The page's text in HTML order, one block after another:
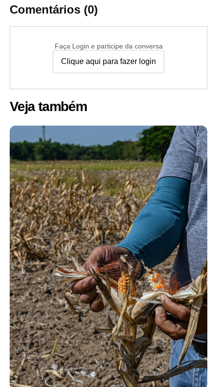
Comentários (0)
Faça Login e participe da conversa
Clique aqui para fazer login
Veja também